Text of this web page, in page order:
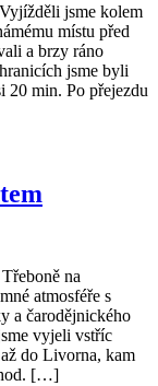
jsme kolem
místu před
a brzy ráno
jsme byli
20 min. Po přejezdu
na
atmosféře s
a čarodějnického
vyjeli vstříc
do Livorna, kam
hod. […]